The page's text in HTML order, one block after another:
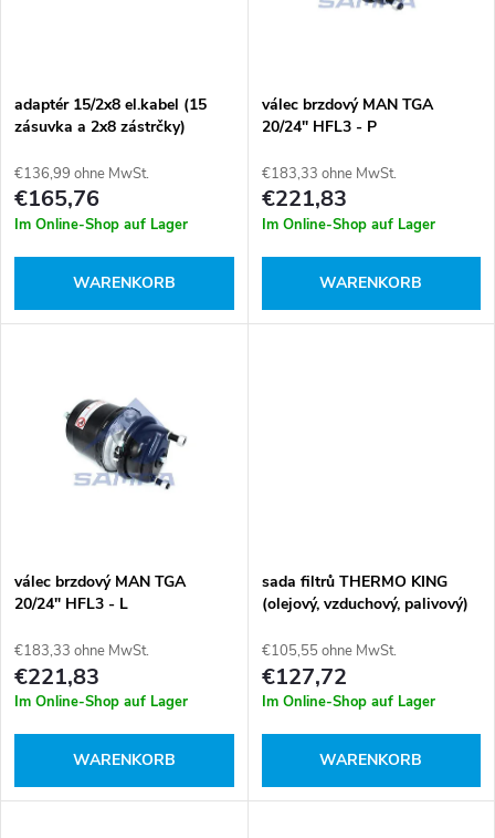
t
s
o
t
u
n
g
e
d
e
r
P
k
t
e
adaptér 15/2x8 el.kabel (15
zásuvka a 2x8 zástrčky)
€136,99 ohne MwSt.
€165,76
Im Online-Shop auf Lager
WARENKORB
válec brzdový MAN TGA
20/24" HFL3 - P
€183,33 ohne MwSt.
€221,83
Im Online-Shop auf Lager
WARENKORB
válec brzdový MAN TGA
20/24" HFL3 - L
€183,33 ohne MwSt.
€221,83
Im Online-Shop auf Lager
WARENKORB
sada filtrů THERMO KING
(olejový, vzduchový, palivový)
€105,55 ohne MwSt.
€127,72
Im Online-Shop auf Lager
WARENKORB